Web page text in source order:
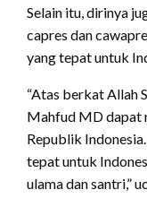
Selain itu, dirinya
capres dan
yang tepat untuk
“Atas berkat Allah
Mahfud MD dapat
Republik
tepat untuk
ulama dan santri,”